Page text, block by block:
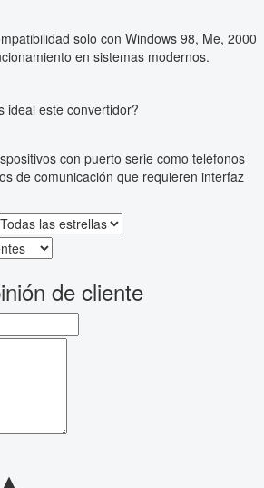
solo con Windows 98, Me, 2000
en sistemas modernos.
ideal este convertidor?
con puerto serie como teléfonos
de comunicación que requieren interfaz
de cliente